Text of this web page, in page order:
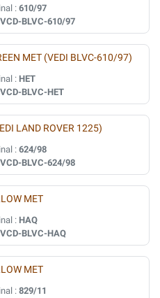
: 610/97
VCD-BLVC-610/97
MET (VEDI BLVC-610/97)
: HET
VCD-BLVC-HET
LAND ROVER 1225)
: 624/98
VCD-BLVC-624/98
MET
: HAQ
VCD-BLVC-HAQ
MET
: 829/11